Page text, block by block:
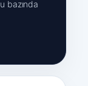
bazında